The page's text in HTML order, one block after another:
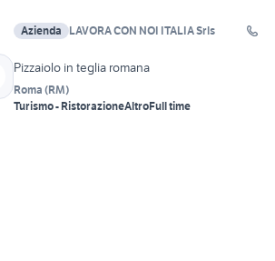
Azienda LAVORA CON NOI ITALIA Srls
Pizzaiolo in teglia romana
Roma (RM)
Turismo - RistorazioneAltroFull time